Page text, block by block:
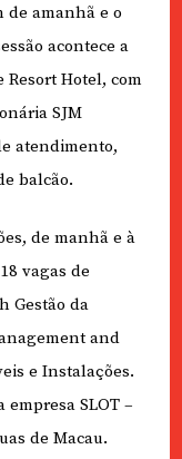
de amanhã e o
acontece a
Resort Hotel, com
SJM
atendimento,
balcão.
de manhã e à
vagas de
Gestão da
and
e Instalações.
empresa SLOT –
de Macau.